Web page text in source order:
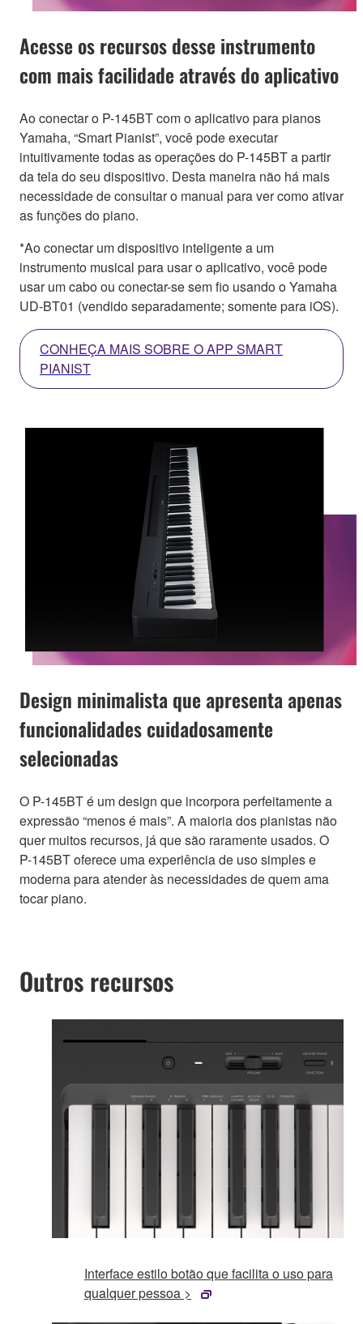
Acesse os recursos desse instrumento
com mais facilidade através do aplicativo
Ao conectar o P-145BT com o aplicativo para pianos
Yamaha, “Smart Pianist”, você pode executar
intuitivamente todas as operações do P-145BT a partir
da tela do seu dispositivo. Desta maneira não há mais
necessidade de consultar o manual para ver como ativar
as funções do piano.
*Ao conectar um dispositivo inteligente a um
instrumento musical para usar o aplicativo, você pode
usar um cabo ou conectar-se sem fio usando o Yamaha
UD-BT01 (vendido separadamente; somente para iOS).
CONHEÇA MAIS SOBRE O APP SMART
PIANIST
Design minimalista que apresenta apenas
funcionalidades cuidadosamente
selecionadas
O P-145BT é um design que incorpora perfeitamente a
expressão “menos é mais”. A maioria dos pianistas não
quer muitos recursos, já que são raramente usados. O
P-145BT oferece uma experiência de uso simples e
moderna para atender às necessidades de quem ama
tocar piano.
Outros recursos
Interface estilo botão que facilita o uso para
qualquer pessoa >